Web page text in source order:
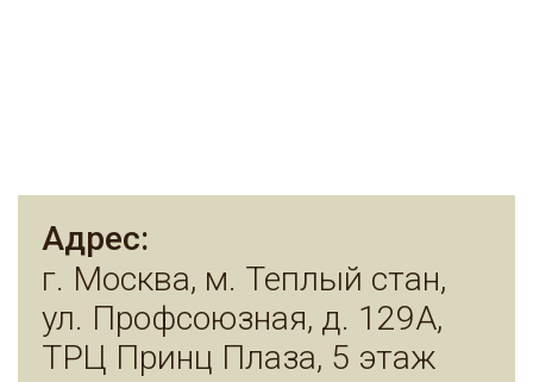
Адрес:
г. Москва, м. Теплый стан,
ул. Профсоюзная, д. 129А,
ТРЦ Принц Плаза, 5 этаж